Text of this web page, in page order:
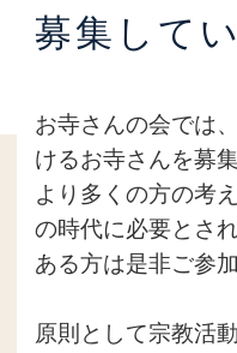
募集して
お寺さんの会では
けるお寺さんを募
より多くの方の考
の時代に必要とさ
ある方は是非ご参
原則として宗教活